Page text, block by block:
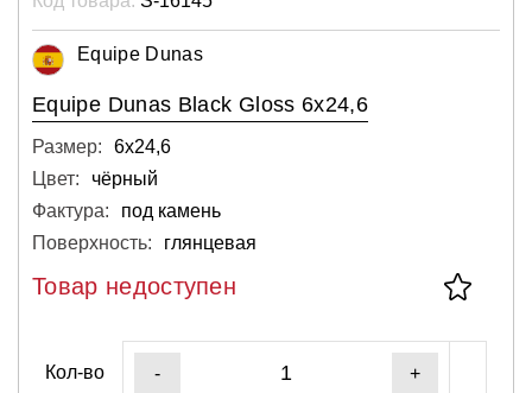
Equipe Dunas
Equipe Dunas Black Gloss 6x24,6
Размер:
6х24,6
Цвет:
чёрный
Фактура:
под камень
Поверхность:
глянцевая
Товар недоступен
Кол-во - +